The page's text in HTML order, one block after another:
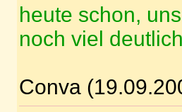
heute schon,
noch viel
Conva